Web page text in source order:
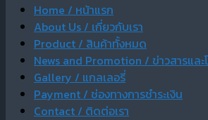
Home / หน้าแรก
About Us / เกี่ยวกับเรา
Product / สินค้าทั้งหมด
News and Promotion / ข่าวสารและ
Gallery / แกลเลอรี่
Payment / ช่องทางการชำระเงิน
Contact / ติดต่อเรา